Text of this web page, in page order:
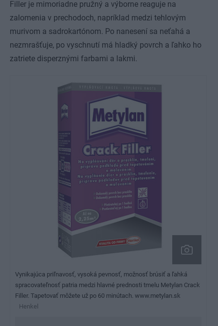
Filler je mimoriadne pružný a výborne reaguje na
zalomenia v prechodoch, napríklad medzi tehlovým
murivom a sadrokartónom. Po nanesení sa neťahá a
nezmrašťuje, po vyschnutí má hladký povrch a ľahko ho
zatriete disperznými farbami a lakmi.
Vynikajúca priľnavosť, vysoká pevnosť, možnosť brúsiť a ľahká
spracovateľnosť patria medzi hlavné prednosti tmelu Metylan Crack
Filler. Tapetovať môžete už po 60 minútach. www.metylan.sk
Henkel